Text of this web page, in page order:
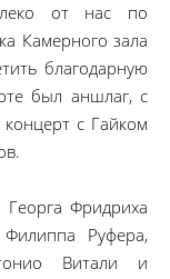
от нас по
Камерного зала
благодарную
был аншлаг, с
с Гайком
Фридриха
Филиппа Руфера,
Витали и